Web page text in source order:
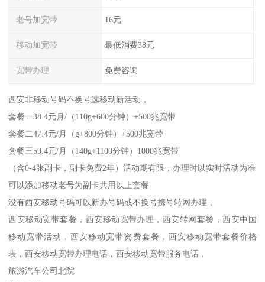
老号加宽带 16元
移动加宽带 最低消费38元
宽带办理 免费咨询
西安非移动号码不换号选移动新活动，
套餐一38.4元月/（110g+600分钟）+500兆宽带
套餐二47.4元/月（g+800分钟）+500兆宽带
套餐三59.4元/月（140g+1100分钟）1000兆宽带
（含0-4张副卡，副卡免费2年）活动期有限，办理时以实时活动为准
可以添加移动老号为副卡共用以上套餐
没有西安移动号码可以新办号码或不换号携号转网办理，
西安移动宽带套餐，西安移动宽带办理，西安转网套餐，西安中国
移动宽带活动，西安移动宽带资费套餐，西安移动宽带套餐价格
表，西安移动宽带办理电话，西安移动宽带服务电话，
旅游汽车公司北院